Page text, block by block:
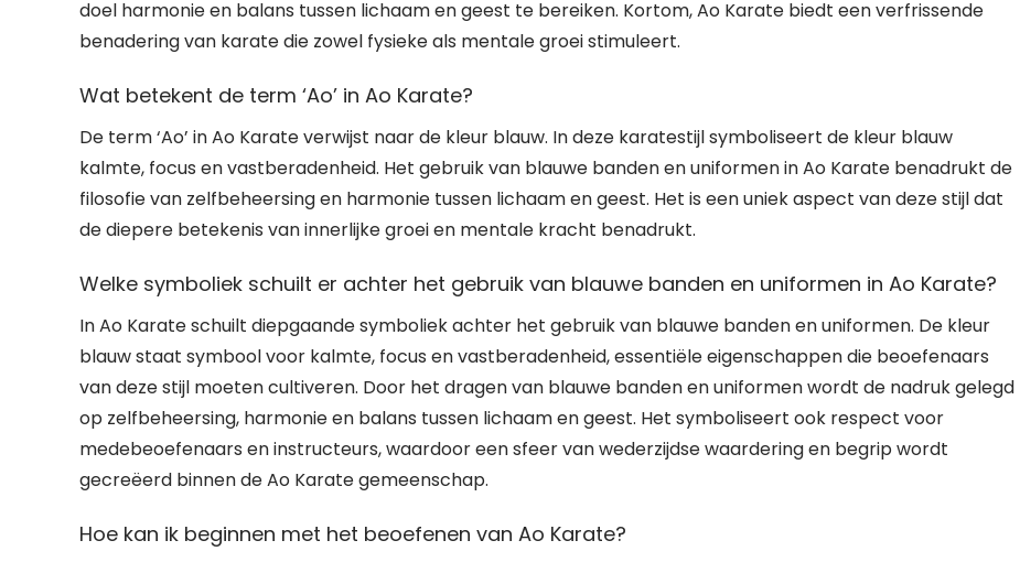
doel harmonie en balans tussen lichaam en geest te bereiken. Kortom, Ao Karate biedt een verfrissende
benadering van karate die zowel fysieke als mentale groei stimuleert.
Wat betekent de term ‘Ao’ in Ao Karate?
De term ‘Ao’ in Ao Karate verwijst naar de kleur blauw. In deze karatestijl symboliseert de kleur blauw
kalmte, focus en vastberadenheid. Het gebruik van blauwe banden en uniformen in Ao Karate benadrukt de
filosofie van zelfbeheersing en harmonie tussen lichaam en geest. Het is een uniek aspect van deze stijl dat
de diepere betekenis van innerlijke groei en mentale kracht benadrukt.
Welke symboliek schuilt er achter het gebruik van blauwe banden en uniformen in Ao Karate?
In Ao Karate schuilt diepgaande symboliek achter het gebruik van blauwe banden en uniformen. De kleur
blauw staat symbool voor kalmte, focus en vastberadenheid, essentiële eigenschappen die beoefenaars
van deze stijl moeten cultiveren. Door het dragen van blauwe banden en uniformen wordt de nadruk gelegd
op zelfbeheersing, harmonie en balans tussen lichaam en geest. Het symboliseert ook respect voor
medebeoefenaars en instructeurs, waardoor een sfeer van wederzijdse waardering en begrip wordt
gecreëerd binnen de Ao Karate gemeenschap.
Hoe kan ik beginnen met het beoefenen van Ao Karate?